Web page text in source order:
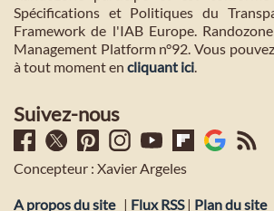
Spécifications et Politiques du
Framework de l'IAB Europe.
Management Platform n°92. Vous
à tout moment en cliquant ici.
Suivez-nous
Concepteur : Xavier Argeles
A propos du site | Flux RSS| Plan du site